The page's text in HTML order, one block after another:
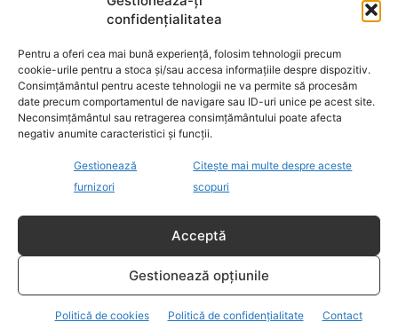
confidențialitatea
Pentru a oferi cea mai bună experiență, folosim tehnologii precum
cookie-urile pentru a stoca și/sau accesa informațiile despre dispozitiv.
Consimțământul pentru aceste tehnologii ne va permite să procesăm
date precum comportamentul de navigare sau ID-uri unice pe acest site.
Neconsimțământul sau retragerea consimțământului poate afecta
negativ anumite caracteristici și funcții.
Gestionează
furnizori
Citește mai multe despre aceste
scopuri
Acceptă
Gestionează opțiunile
Politică de cookies Politică de confidențialitate Contact
30 Mai 2026
George Simion, liderul AUR, a reacționat dur după
prăbușirea unei drone pe un bloc din Galați. Într-un
mesaj pe...